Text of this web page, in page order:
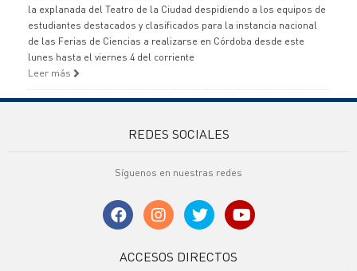
la explanada del Teatro de la Ciudad despidiendo a los equipos de
estudiantes destacados y clasificados para la instancia nacional
de las Ferias de Ciencias a realizarse en Córdoba desde este
lunes hasta el viernes 4 del corriente
Leer más
REDES SOCIALES
Síguenos en nuestras redes
ACCESOS DIRECTOS